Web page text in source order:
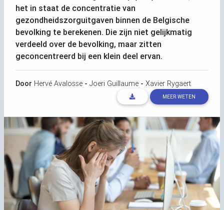
het in staat de concentratie van
gezondheidszorguitgaven binnen de Belgische
bevolking te berekenen. Die zijn niet gelijkmatig
verdeeld over de bevolking, maar zitten
geconcentreerd bij een klein deel ervan.
Door Hervé Avalosse - Joeri Guillaume - Xavier Rygaert
MEER WETEN